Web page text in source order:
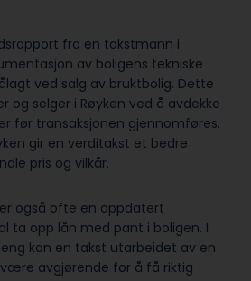
fra en takstmann i
av boligens tekniske
ved salg av bruktbolig. Dette
og selger i Røyken ved å avdekke
før transaksjonen gjennomføres.
gir en verditakst et bedre
pris og vilkår.
også ofte en oppdatert
ta opp lån med pant i boligen. I
kan en takst utarbeidet av en
avgjørende for å få riktig